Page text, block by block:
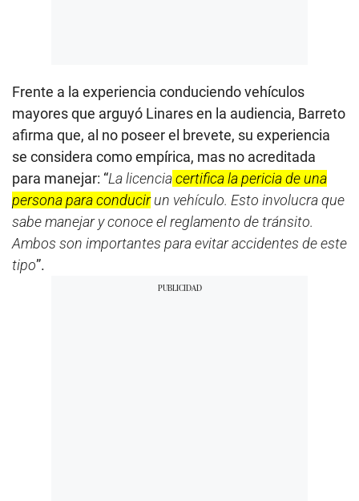
Frente a la experiencia conduciendo vehículos
mayores que arguyó Linares en la audiencia, Barreto
afirma que, al no poseer el brevete, su experiencia
se considera como empírica, mas no acreditada
para manejar: “La licenciacertifica la pericia de una
persona para conducirun vehículo. Esto involucra que
sabe manejar y conoce el reglamento de tránsito.
Ambos son importantes para evitar accidentes de este
tipo”.